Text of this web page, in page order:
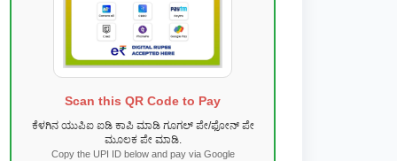
Scan this QR Code to Pay
ಕೆಳಗಿನ ಯುಪಿಐ ಐಡಿ ಕಾಪಿ ಮಾಡಿ ಗೂಗಲ್ ಪೇ/ಫೋನ್ ಪೇ
ಮೂಲಕ ಪೇ ಮಾಡಿ.
Copy the UPI ID below and pay via Google